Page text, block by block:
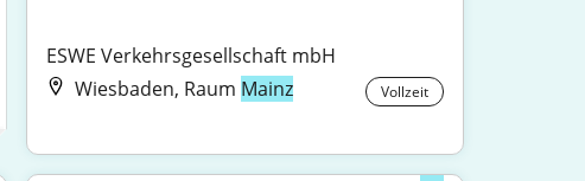
ESWE Verkehrsgesellschaft mbH
Wiesbaden, Raum Mainz Vollzeit